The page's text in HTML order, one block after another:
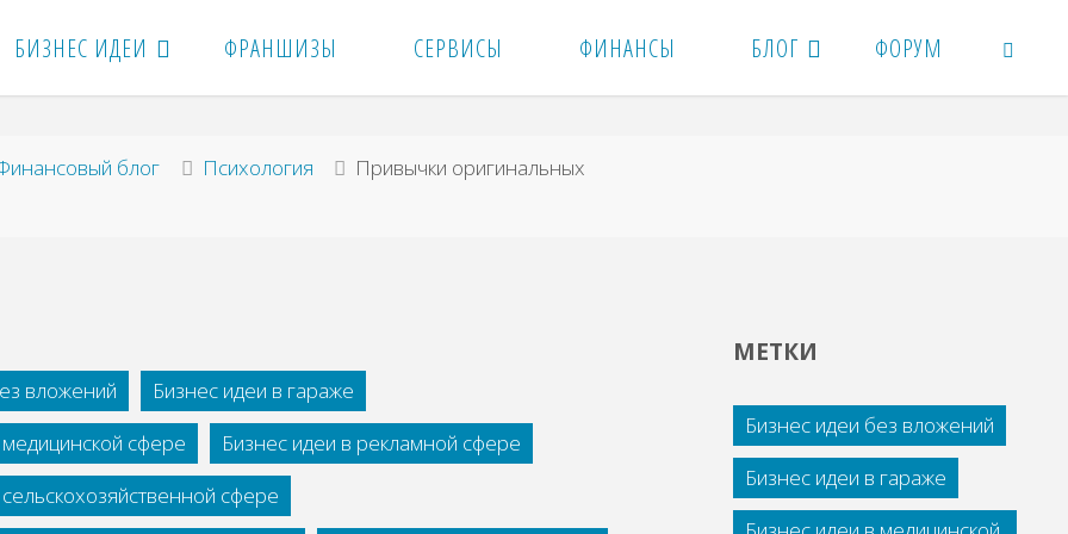
БИЗНЕС ИДЕИ ФРАНШИЗЫ СЕРВИСЫ ФИНАНСЫ БЛОГ ФОРУМ
блог Психология
Привычки оригинальных
вложений
Бизнес идеи в гараже
сфере
Бизнес идеи в рекламной сфере
сфере
МЕТКИ
Бизнес идеи без вложений
Бизнес идеи в гараже